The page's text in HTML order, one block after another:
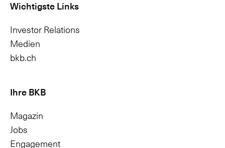
Wichtigste Links
Investor Relations
Medien
bkb.ch
Ihre BKB
Magazin
Jobs
Engagement